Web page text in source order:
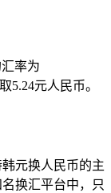
率为
5.24元人民币。
元换人民币的主
换汇平台中，只